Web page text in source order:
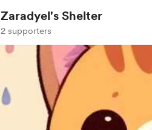
Zaradyel's Shelter
2 supporters